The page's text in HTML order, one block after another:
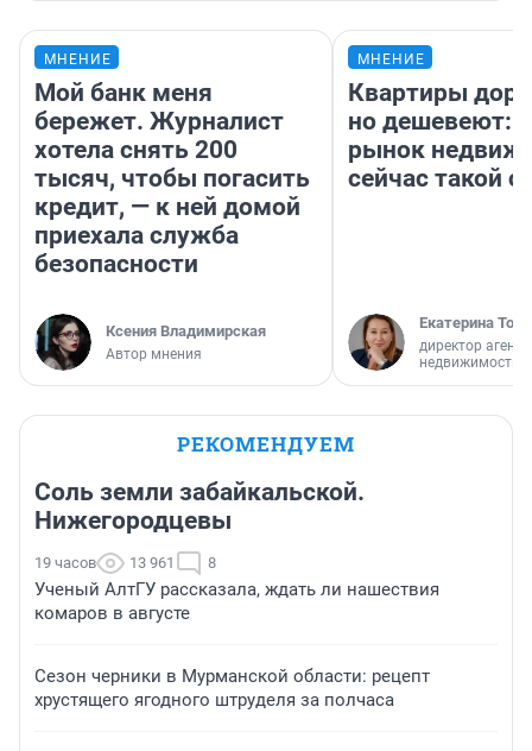
МНЕНИЕ
Мой банк меня
бережет. Журналист
хотела снять 200
тысяч, чтобы погасить
кредит, — к ней домой
приехала служба
безопасности
Ксения Владимирская
Автор мнения
МНЕНИЕ
Квартиры
но дешевеют:
рынок
сейчас такой
Екатерина
директор
недвижимости
РЕКОМЕНДУЕМ
Соль земли забайкальской.
Нижегородцевы
19 часов 13 961 8
Ученый АлтГУ рассказала, ждать ли нашествия
комаров в августе
Сезон черники в Мурманской области: рецепт
хрустящего ягодного штруделя за полчаса